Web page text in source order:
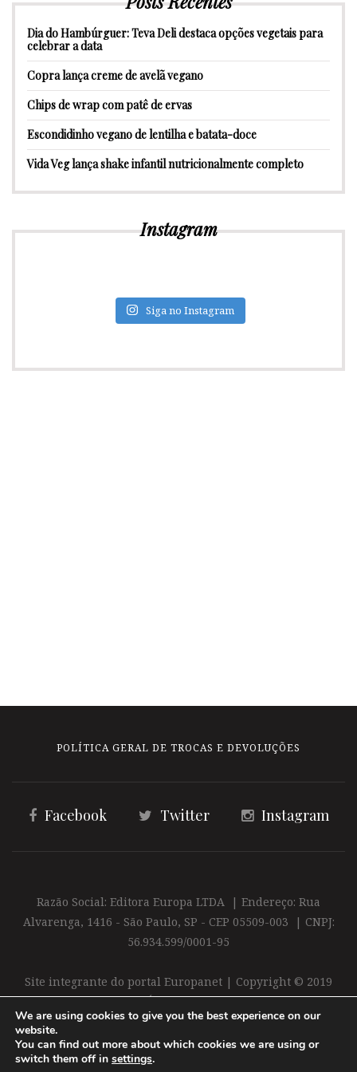
Dia do Hambúrguer: Teva Deli destaca opções vegetais para
celebrar a data
Copra lança creme de avelã vegano
Chips de wrap com patê de ervas
Escondidinho vegano de lentilha e batata-doce
Vida Veg lança shake infantil nutricionalmente completo
Instagram
Siga no Instagram
POLÍTICA GERAL DE TROCAS E DEVOLUÇÕES
Facebook Twitter Instagram
Razão Social: Editora Europa LTDA | Endereço: Rua
Alvarenga, 1416 - São Paulo, SP - CEP 05509-003 | CNPJ:
56.934.599/0001-95
Site integrante do portal Europanet | Copyright © 2019
Editora Europa Ltda. É proibida a reprodução total ou
parcial do conteúdo deste site
We are using cookies to give you the best experience on our
website.
You can find out more about which cookies we are using or
switch them off in settings.